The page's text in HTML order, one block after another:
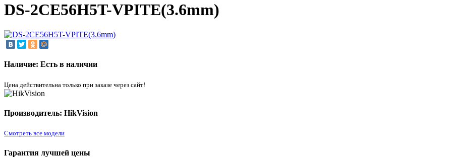
DS-2CE56H5T-VPITE(3.6mm)
Наличие: Есть в наличии
Цена действительна только при заказе через сайт!
Производитель: HikVision
Смотреть все модели
Гарантия лучшей цены